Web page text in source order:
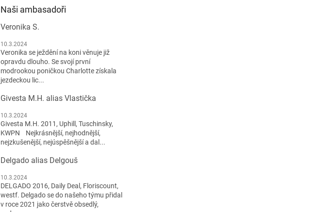
Naši ambasadoři
Veronika S.
10.3.2024
Veronika se ježdění na koni věnuje již
opravdu dlouho. Se svojí první
modrookou poničkou Charlotte získala
jezdeckou lic...
Givesta M.H. alias Vlastička
10.3.2024
Givesta M.H. 2011, Uphill, Tuschinsky,
KWPN Nejkrásnější, nejhodnější,
nejzkušenější, nejúspěšnější a dal...
Delgado alias Delgouš
10.3.2024
DELGADO 2016, Daily Deal, Floriscount,
westf. Delgado se do našeho týmu přidal
v roce 2021 jako čerstvě obsedlý,